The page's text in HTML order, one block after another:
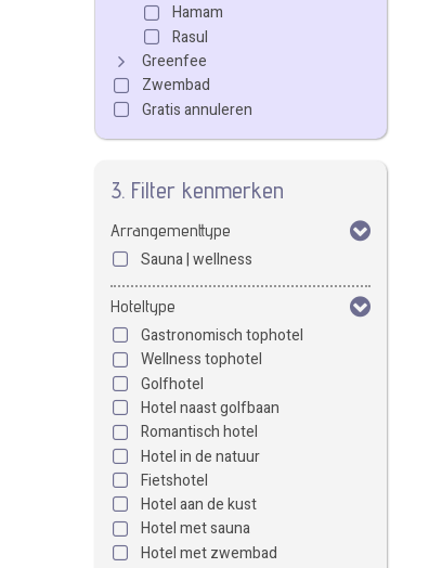
Hamam
Rasul
Greenfee
Zwembad
Gratis annuleren
3. Filter kenmerken
Arrangementtype
Sauna | wellness
Hoteltype
Gastronomisch tophotel
Wellness tophotel
Golfhotel
Hotel naast golfbaan
Romantisch hotel
Hotel in de natuur
Fietshotel
Hotel aan de kust
Hotel met sauna
Hotel met zwembad